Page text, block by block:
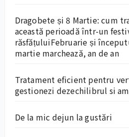
Dragobete și 8 Martie: cum
această perioadă într-un
răsfățuluiFebruarie și
martie marchează, an de an
Tratament eficient pentru
gestionezi dezechilibrul si
De la mic dejun la gustări